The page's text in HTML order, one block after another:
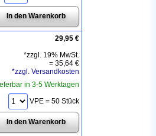
29,95 €
*zzgl. 19% MwSt.
=35,64 €
*zzgl. Versandkosten
in 3-5 Werktagen
VPE = 50 Stück